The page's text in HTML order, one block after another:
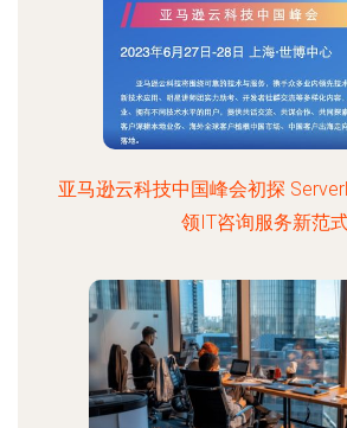
亚马逊云科技中国峰会初探
领IT咨询服务新范